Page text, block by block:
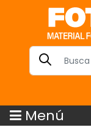
Menú